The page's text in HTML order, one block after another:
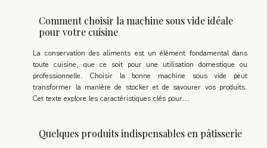
Comment choisir la machine sous vide idéale
pour votre cuisine
La conservation des aliments est un élément fondamental dans
toute cuisine, que ce soit pour une utilisation domestique ou
professionnelle. Choisir la bonne machine sous vide peut
transformer la manière de stocker et de savourer vos produits.
Cet texte explore les caractéristiques clés pour...
Quelques produits indispensables en pâtisserie